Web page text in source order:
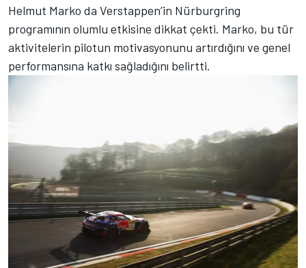
Helmut Marko da Verstappen’in Nürburgring
programının olumlu etkisine dikkat çekti. Marko, bu tür
aktivitelerin pilotun motivasyonunu artırdığını ve genel
performansına katkı sağladığını belirtti.